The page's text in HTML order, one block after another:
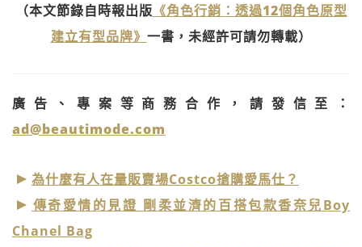
（本文節錄自時報出版 《角色行銷：透過12個角色原型
建立有型品牌》 一書，未經許可請勿轉載）
廣告、專案等商務合作，請發信至：
ad@beautimode.com
為什麼有人在量販賣場Costco搶購愛馬仕？
傳奇愛情的見證 剛柔並濟的百搭包款香奈兒Boy
Chanel Bag